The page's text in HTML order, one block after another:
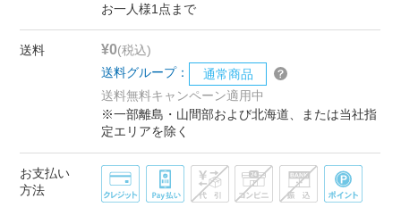
お一人様1点まで
送料 ¥0(税込)
送料グループ：
通常商品
送料無料キャンペーン適用中
※一部離島・山間部および北海道、または当社指
定エリアを除く
お支払い
方法